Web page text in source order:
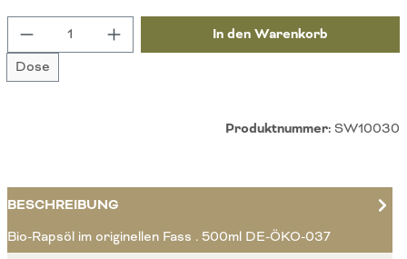
Produkt Anzahl: Gib den gewünschten Wert
Dose
In den Warenkorb
Produktnummer: SW10030
BESCHREIBUNG
Bio-Rapsöl im originellen Fass . 500ml DE-ÖKO-037